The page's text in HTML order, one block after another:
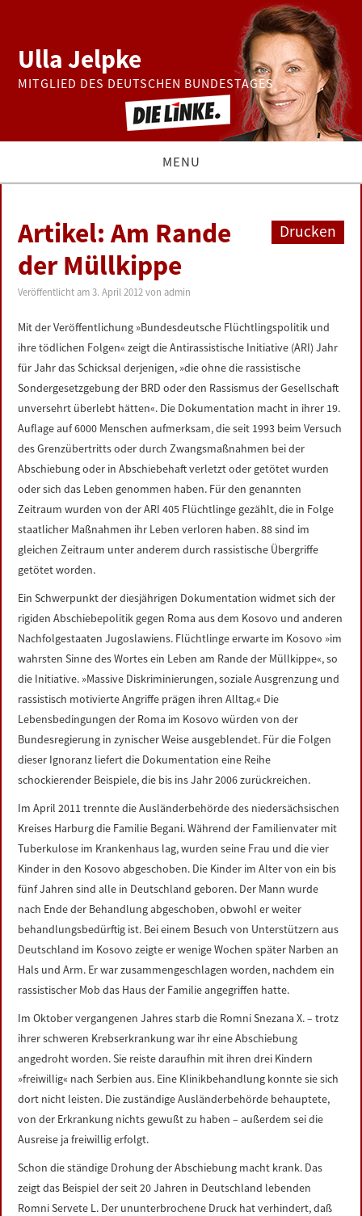
Ulla Jelpke
MITGLIED DES DEUTSCHEN BUNDESTAGES
MENU
BUNDESTAG
PRESSE
ZUR PERSON
LINKS
DATENSCHUTZERKLÄRUNG
IMPRESSUM
Drucken
Artikel: Am Rande
der Müllkippe
Veröffentlicht am3. April 2012 vonadmin
Mit der Veröffentlichung »Bundesdeutsche Flüchtlingspolitik und
ihre tödlichen Folgen« zeigt die Antirassistische Initiative (ARI) Jahr
für Jahr das Schicksal derjenigen, »die ohne die rassistische
Sondergesetzgebung der BRD oder den Rassismus der Gesellschaft
unversehrt überlebt hätten«. Die Dokumentation macht in ihrer 19.
Auflage auf 6000 Menschen aufmerksam, die seit 1993 beim Versuch
des Grenzübertritts oder durch Zwangsmaßnahmen bei der
Abschiebung oder in Abschiebehaft verletzt oder getötet wurden
oder sich das Leben genommen haben. Für den genannten
Zeitraum wurden von der ARI 405 Flüchtlinge gezählt, die in Folge
staatlicher Maßnahmen ihr Leben verloren haben. 88 sind im
gleichen Zeitraum unter anderem durch rassistische Übergriffe
getötet worden.
Ein Schwerpunkt der diesjährigen Dokumentation widmet sich der
rigiden Abschiebepolitik gegen Roma aus dem Kosovo und anderen
Nachfolgestaaten Jugoslawiens. Flüchtlinge erwarte im Kosovo »im
wahrsten Sinne des Wortes ein Leben am Rande der Müllkippe«, so
die Initiative. »Massive Diskriminierungen, soziale Ausgrenzung und
rassistisch motivierte Angriffe prägen ihren Alltag.« Die
Lebensbedingungen der Roma im Kosovo würden von der
Bundesregierung in zynischer Weise ausgeblendet. Für die Folgen
dieser Ignoranz liefert die Dokumentation eine Reihe
schockierender Beispiele, die bis ins Jahr 2006 zurückreichen.
Im April 2011 trennte die Ausländerbehörde des niedersächsischen
Kreises Harburg die Familie Begani. Während der Familienvater mit
Tuberkulose im Krankenhaus lag, wurden seine Frau und die vier
Kinder in den Kosovo abgeschoben. Die Kinder im Alter von ein bis
fünf Jahren sind alle in Deutschland geboren. Der Mann wurde
nach Ende der Behandlung abgeschoben, obwohl er weiter
behandlungsbedürftig ist. Bei einem Besuch von Unterstützern aus
Deutschland im Kosovo zeigte er wenige Wochen später Narben an
Hals und Arm. Er war zusammengeschlagen worden, nachdem ein
rassistischer Mob das Haus der Familie angegriffen hatte.
Im Oktober vergangenen Jahres starb die Romni Snezana X. – trotz
ihrer schweren Krebserkrankung war ihr eine Abschiebung
angedroht worden. Sie reiste daraufhin mit ihren drei Kindern
»freiwillig« nach Serbien aus. Eine Klinikbehandlung konnte sie sich
dort nicht leisten. Die zuständige Ausländerbehörde behauptete,
von der Erkrankung nichts gewußt zu haben – außerdem sei die
Ausreise ja freiwillig erfolgt.
Schon die ständige Drohung der Abschiebung macht krank. Das
zeigt das Beispiel der seit 20 Jahren in Deutschland lebenden
Romni Servete L. Der ununterbrochene Druck hat verhindert, daß